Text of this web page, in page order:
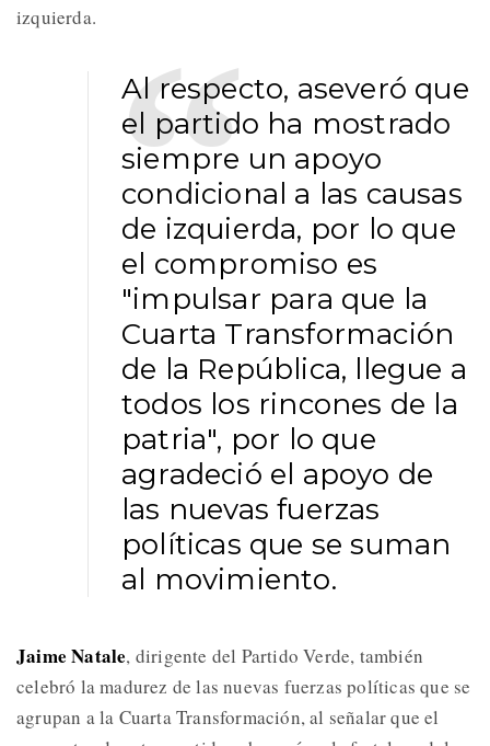
izquierda.
Al respecto, aseveró que
el partido ha mostrado
siempre un apoyo
condicional a las causas
de izquierda, por lo que
el compromiso es
"impulsar para que la
Cuarta Transformación
de la República, llegue a
todos los rincones de la
patria", por lo que
agradeció el apoyo de
las nuevas fuerzas
políticas que se suman
al movimiento.
Jaime Natale, dirigente del Partido Verde, también
celebró la madurez de las nuevas fuerzas políticas que se
agrupan a la Cuarta Transformación, al señalar que el